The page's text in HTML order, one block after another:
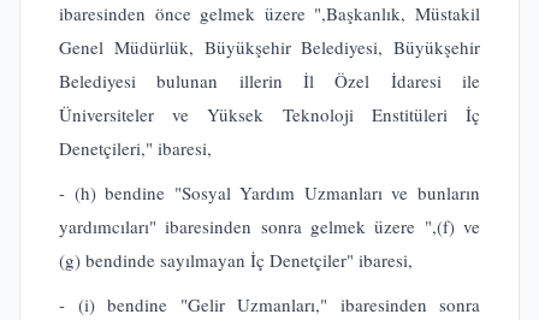
ibaresinden önce gelmek üzere ",Başkanlık, Müstakil
Genel Müdürlük, Büyükşehir Belediyesi, Büyükşehir
Belediyesi bulunan illerin İl Özel İdaresi ile
Üniversiteler ve Yüksek Teknoloji Enstitüleri İç
Denetçileri," ibaresi,
- (h) bendine "Sosyal Yardım Uzmanları ve bunların
yardımcıları" ibaresinden sonra gelmek üzere ",(f) ve
(g) bendinde sayılmayan İç Denetçiler" ibaresi,
- (i) bendine "Gelir Uzmanları," ibaresinden sonra